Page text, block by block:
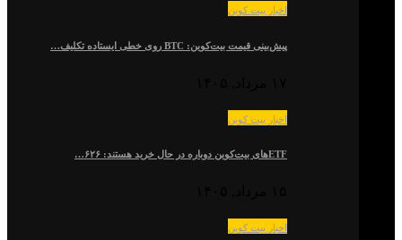
اخبار بیت کوین
پیش‌بینی قیمت بیت‌کوین: BTC روی خطی ایستاده تکلیف…
اخبار بیت کوین
ETFهای بیت‌کوین دوباره در حال خرید هستند: ۶۲۶…
اخبار بیت کوین